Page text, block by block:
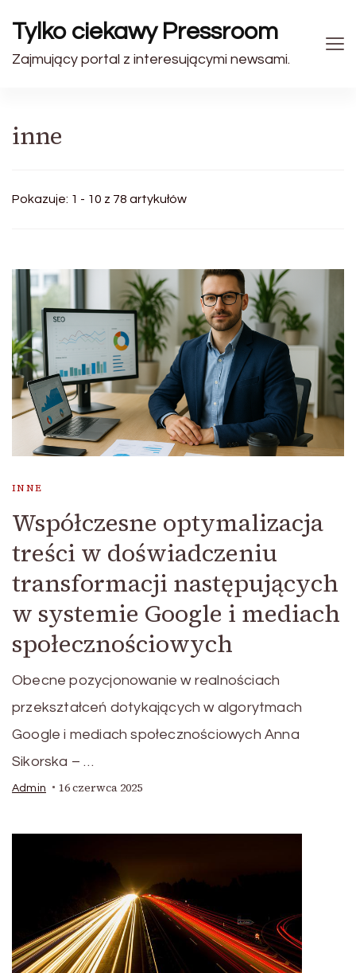
Tylko ciekawy Pressroom
Zajmujący portal z interesującymi newsami.
inne
Pokazuje: 1 - 10 z 78 artykułów
INNE
Współczesne optymalizacja
treści w doświadczeniu
transformacji następujących
w systemie Google i mediach
społecznościowych
Obecne pozycjonowanie w realnościach
przekształceń dotykających w algorytmach
Google i mediach społecznościowych Anna
Sikorska – …
Admin 16 czerwca 2025